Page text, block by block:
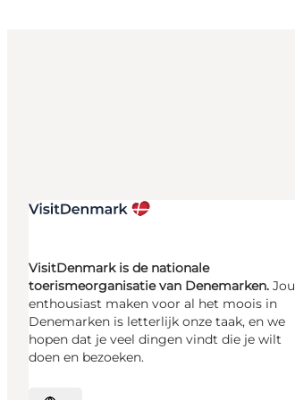
VisitDenmark is de nationale
toerismeorganisatie van Denemarken. Jou
enthousiast maken voor al het moois in
Denemarken is letterlijk onze taak, en we
hopen dat je veel dingen vindt die je wilt
doen en bezoeken.